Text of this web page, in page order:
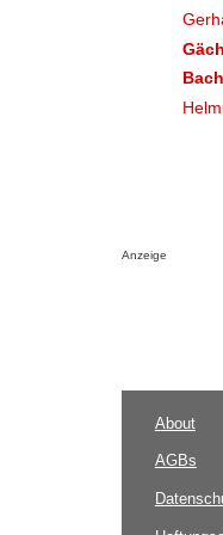
Anzeige
About
AGBs